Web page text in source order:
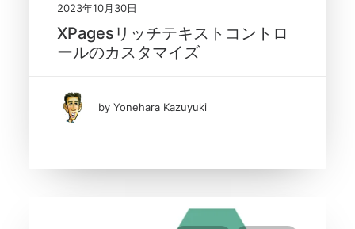
2023年10月30日
XPagesリッチテキストコントロ
ールのカスタマイズ
by Yonehara Kazuyuki